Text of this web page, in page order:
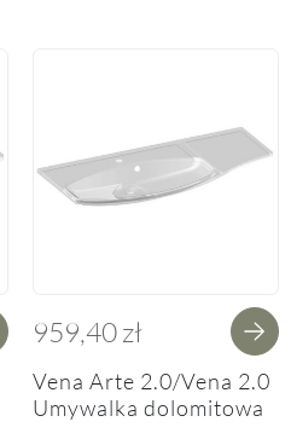
959,40 zł
Vena Arte 2.0/Vena 2.0
Umywalka dolomitowa